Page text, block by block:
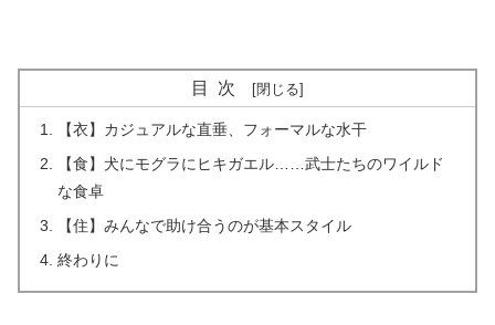
目次
【衣】カジュアルな直垂、フォーマルな水干
【食】犬にモグラにヒキガエル……武士たちのワイルド
な食卓
【住】みんなで助け合うのが基本スタイル
終わりに